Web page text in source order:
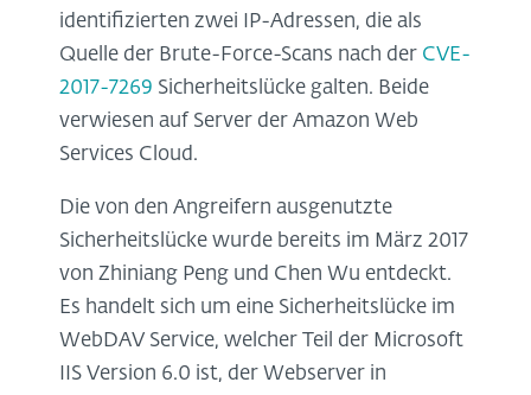
identifizierten zwei IP-Adressen, die als
Quelle der Brute-Force-Scans nach der CVE-
2017-7269 Sicherheitslücke galten. Beide
verwiesen auf Server der Amazon Web
Services Cloud.
Die von den Angreifern ausgenutzte
Sicherheitslücke wurde bereits im März 2017
von Zhiniang Peng und Chen Wu entdeckt.
Es handelt sich um eine Sicherheitslücke im
WebDAV Service, welcher Teil der Microsoft
IIS Version 6.0 ist, der Webserver in